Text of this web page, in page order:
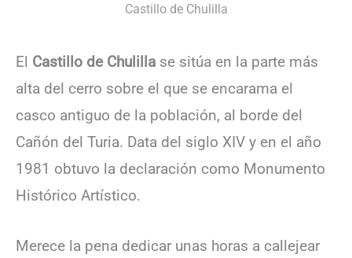
Castillo de Chulilla
El Castillo de Chulilla se sitúa en la parte más
alta del cerro sobre el que se encarama el
casco antiguo de la población, al borde del
Cañón del Turia. Data del siglo XIV y en el año
1981 obtuvo la declaración como Monumento
Histórico Artístico.
Merece la pena dedicar unas horas a callejear